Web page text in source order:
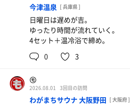
今津温泉 [ 兵庫県 ]
日曜日は遅めが吉。
ゆったり時間が流れていく。
4セット＋温冷浴で締め。
0
3
㋲
2026.08.01 3回目の訪問
わがまちサウナ 大阪野田 [ 大阪府 ]